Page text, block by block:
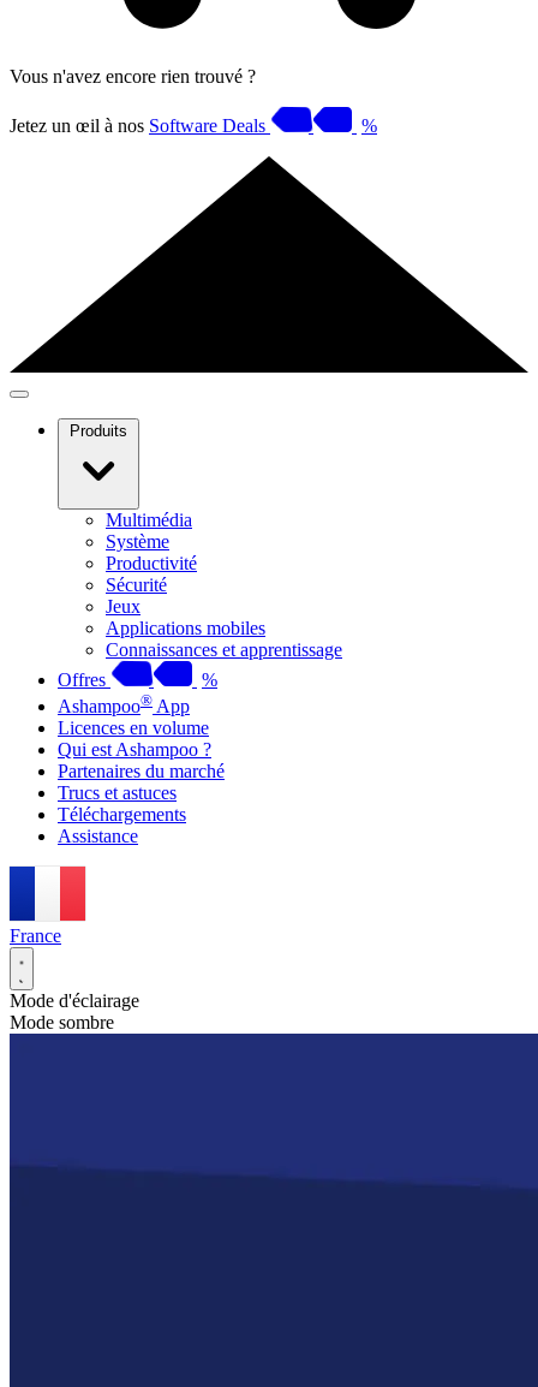
Vous n'avez encore rien trouvé ?
Jetez un œil à nos Software Deals %
Produits
Multimédia
Système
Productivité
Sécurité
Jeux
Applications mobiles
Connaissances et apprentissage
Offres
%
Ashampoo® App
Licences en volume
Qui est Ashampoo ?
Partenaires du marché
Trucs et astuces
Téléchargements
Assistance
France
Mode d'éclairage
Mode sombre